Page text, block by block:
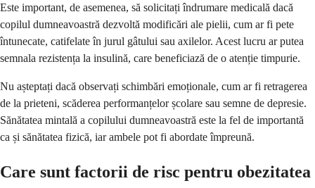
Este important, de asemenea, să solicitați îndrumare medicală dacă
copilul dumneavoastră dezvoltă modificări ale pielii, cum ar fi pete
întunecate, catifelate în jurul gâtului sau axilelor. Acest lucru ar putea
semnala rezistența la insulină, care beneficiază de o atenție timpurie.
Nu așteptați dacă observați schimbări emoționale, cum ar fi retragerea
de la prieteni, scăderea performanțelor școlare sau semne de depresie.
Sănătatea mintală a copilului dumneavoastră este la fel de importantă
ca și sănătatea fizică, iar ambele pot fi abordate împreună.
Care sunt factorii de risc pentru obezitatea